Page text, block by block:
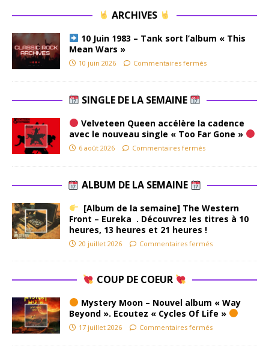
ARCHIVES
10 Juin 1983 – Tank sort l’album « This
Mean Wars »
10 juin 2026 Commentaires fermés
SINGLE DE LA SEMAINE
Velveteen Queen accélère la cadence
avec le nouveau single « Too Far Gone »
6 août 2026 Commentaires fermés
ALBUM DE LA SEMAINE
[Album de la semaine] The Western
Front – Eureka . Découvrez les titres à 10
heures, 13 heures et 21 heures !
20 juillet 2026 Commentaires fermés
COUP DE COEUR
Mystery Moon – Nouvel album « Way
Beyond ». Ecoutez « Cycles Of Life »
17 juillet 2026 Commentaires fermés